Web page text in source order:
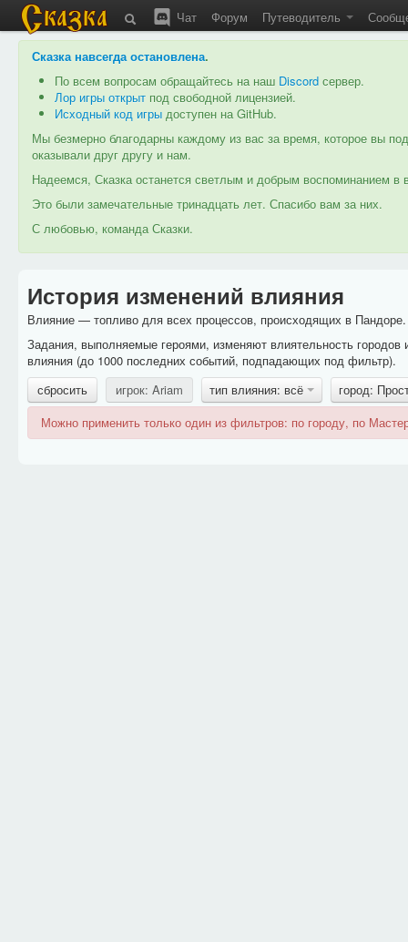
Чат Форум Путеводитель
Сказка навсегда остановлена.
По всем вопросам обращайтесь на наш Discord сервер.
Лор игры открыт под свободной лицензией.
Исходный код игры доступен на GitHub.
Мы безмерно благодарны каждому из вас за время, которое вы
оказывали друг другу и нам.
Надеемся, Сказка останется светлым и добрым воспоминанием
Это были замечательные тринадцать лет. Спасибо вам за них.
С любовью, команда Сказки.
История изменений влияния
Влияние — топливо для всех процессов, происходящих в
Задания, выполняемые героями, изменяют влиятельность
влияния (до 1000 последних событий, подпадающих под фильтр).
сбросить
игрок: Ariam тип влияния: всё
город:
Можно применить только один из фильтров: по городу, по